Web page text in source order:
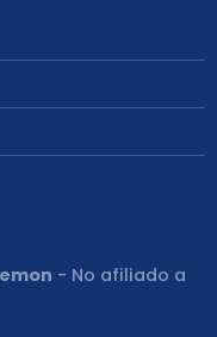
- No afiliado a